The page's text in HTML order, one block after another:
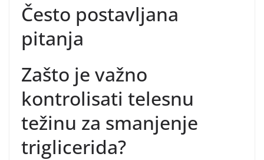
Često postavljana
pitanja
Zašto je važno
kontrolisati telesnu
težinu za smanjenje
triglicerida?